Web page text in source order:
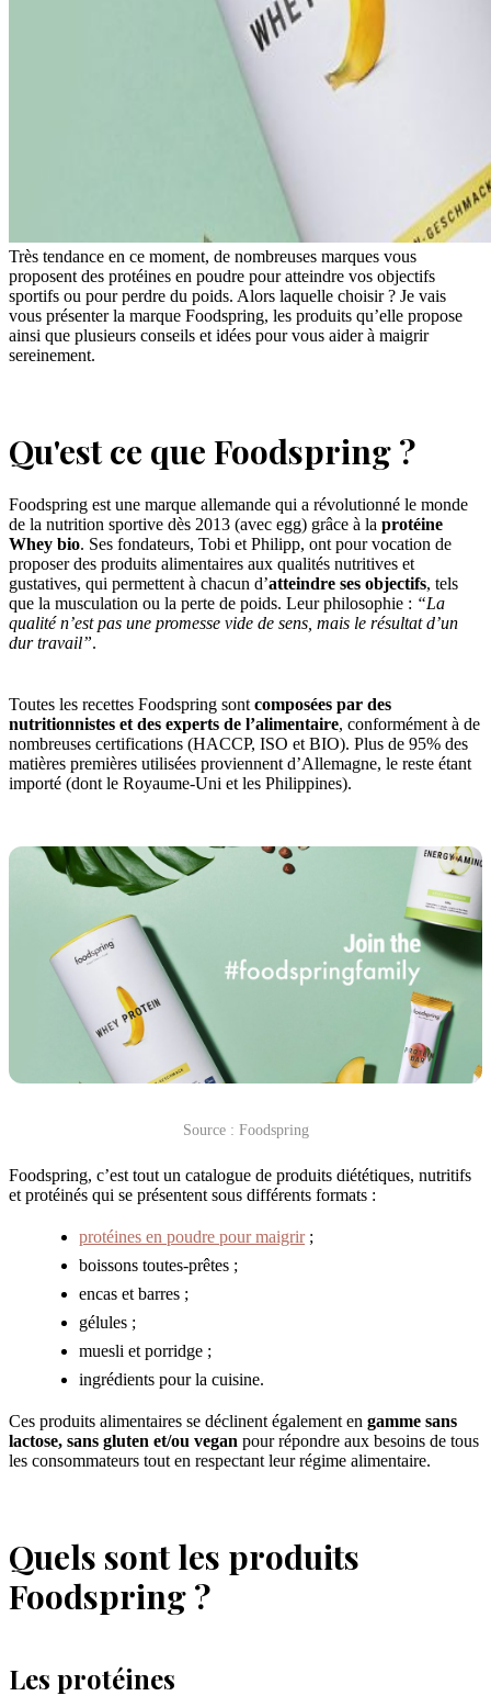
Très tendance en ce moment, de nombreuses marques vous
proposent des protéines en poudre pour atteindre vos objectifs
sportifs ou pour perdre du poids. Alors laquelle choisir ? Je vais
vous présenter la marque Foodspring, les produits qu’elle propose
ainsi que plusieurs conseils et idées pour vous aider à maigrir
sereinement.
Qu'est ce que Foodspring ?
Foodspring est une marque allemande qui a révolutionné le monde
de la nutrition sportive dès 2013 (avec egg) grâce à la protéine
Whey bio. Ses fondateurs, Tobi et Philipp, ont pour vocation de
proposer des produits alimentaires aux qualités nutritives et
gustatives, qui permettent à chacun d’atteindre ses objectifs, tels
que la musculation ou la perte de poids. Leur philosophie : “La
qualité n’est pas une promesse vide de sens, mais le résultat d’un
dur travail”.
Toutes les recettes Foodspring sont composées par des
nutritionnistes et des experts de l’alimentaire, conformément à de
nombreuses certifications (HACCP, ISO et BIO). Plus de 95% des
matières premières utilisées proviennent d’Allemagne, le reste étant
importé (dont le Royaume-Uni et les Philippines).
Source : Foodspring
Foodspring, c’est tout un catalogue de produits diététiques, nutritifs
et protéinés qui se présentent sous différents formats :
protéines en poudre pour maigrir;
boissons toutes-prêtes ;
encas et barres ;
gélules ;
muesli et porridge ;
ingrédients pour la cuisine.
Ces produits alimentaires se déclinent également en gamme sans
lactose, sans gluten et/ou vegan pour répondre aux besoins de tous
les consommateurs tout en respectant leur régime alimentaire.
Quels sont les produits
Foodspring ?
Les protéines